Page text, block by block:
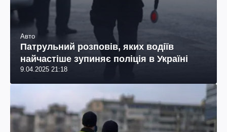
Авто
Патрульний розповів, яких водіїв
найчастіше зупиняє поліція в Україні
9.04.2025 21:18